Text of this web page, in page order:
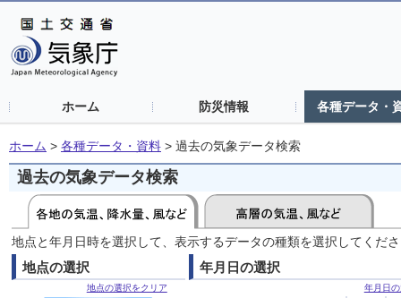
ホーム 防災情報 各種データ・
ホーム > 各種データ・資料 > 過去の気象データ検索
過去の気象データ検索
地点と年月日時を選択して、表示するデータの種類を選択してくだ
地点の選択
地点の選択をクリア
年月日の選択
年月日